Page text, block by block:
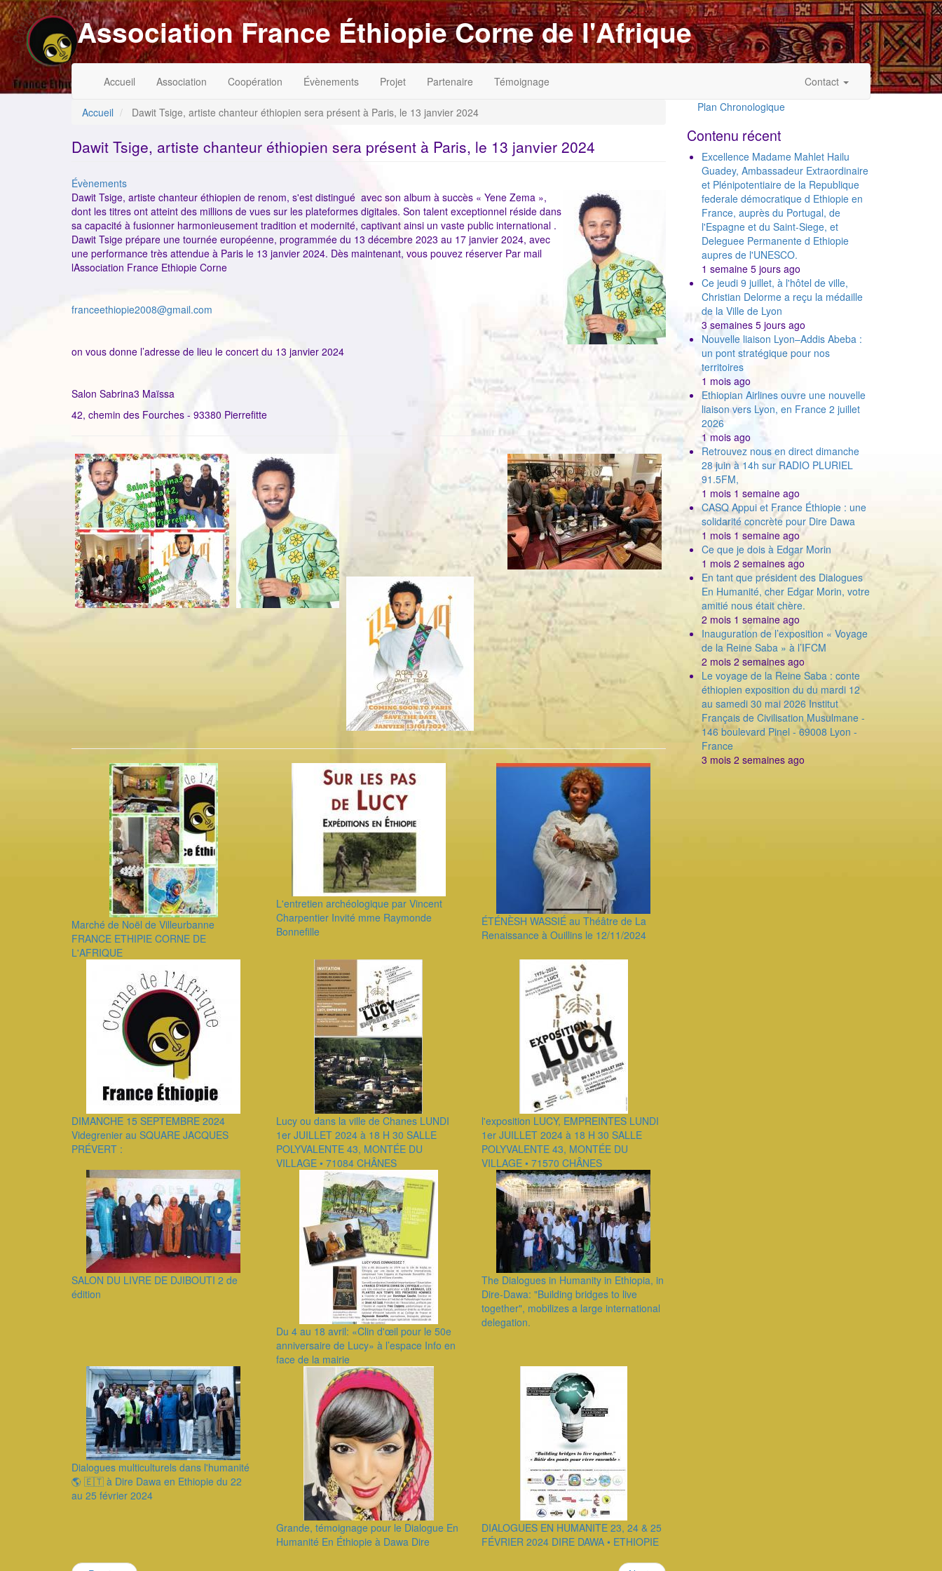
Aller
au
contenu
principal
Association France Éthiopie Corne de l'Afrique
principale
Accueil Association Coopération Évènements Projet Partenaire Témoignage
du
de
Contact
Accueil Dawit Tsige, artiste chanteur éthiopien sera présent à Paris, le 13 janvier 2024
Dawit Tsige, artiste chanteur éthiopien sera présent à Paris, le 13 janvier 2024
Catégorie
Évènements
ImageenAvant
Dawit Tsige, artiste chanteur éthiopien de renom, s'est distingué avec son album à succès « Yene Zema »,
dont les titres ont atteint des millions de vues sur les plateformes digitales. Son talent exceptionnel réside dans
sa capacité à fusionner harmonieusement tradition et modernité, captivant ainsi un vaste public international .
Dawit Tsige prépare une tournée européenne, programmée du 13 décembre 2023 au 17 janvier 2024, avec
une performance très attendue à Paris le 13 janvier 2024. Dès maintenant, vous pouvez réserver Par mail
lAssociation France Ethiopie Corne
franceethiopie2008@gmail.com
on vous donne l’adresse de lieu le concert du 13 janvier 2024
Salon Sabrina3 Maïssa
42, chemin des Fourches - 93380 Pierrefitte
Marché de Noël de Villeurbanne
FRANCE ETHIPIE CORNE DE
L'AFRIQUE
L'entretien archéologique par Vincent
Charpentier Invité mme Raymonde
Bonnefille
ÉTÉNÈSH WASSIÉ au Théâtre de La
Renaissance à Ouillins le 12/11/2024
DIMANCHE 15 SEPTEMBRE 2024
Videgrenier au SQUARE JACQUES
PRÉVERT :
Lucy ou dans la ville de Chanes LUNDI
1er JUILLET 2024 à 18 H 30 SALLE
POLYVALENTE 43, MONTÉE DU
VILLAGE • 71084 CHÂNES
l'exposition LUCY, EMPREINTES LUNDI
1er JUILLET 2024 à 18 H 30 SALLE
POLYVALENTE 43, MONTÉE DU
VILLAGE • 71570 CHÂNES
SALON DU LIVRE DE DJIBOUTI 2 de
édition
Du 4 au 18 avril: «Clin d'œil pour le 50e
anniversaire de Lucy» à l’espace Info en
face de la mairie
The Dialogues in Humanity in Ethiopia, in
Dire-Dawa: "Building bridges to live
together", mobilizes a large international
delegation.
Dialogues multiculturels dans l'humanité
🌎 🇪🇹 à Dire Dawa en Ethiopie du 22
au 25 février 2024
Grande, témoignage pour le Dialogue En
Humanité En Éthiopie à Dawa Dire
DIALOGUES EN HUMANITE 23, 24 & 25
FÉVRIER 2024 DIRE DAWA • ETHIOPIE
Plan Chronologique
Contenu récent
Excellence Madame Mahlet Hailu
Guadey, Ambassadeur Extraordinaire
et Plénipotentiaire de la Republique
federale démocratique d Ethiopie en
France, auprès du Portugal, de
l'Espagne et du Saint-Siege, et
Deleguee Permanente d Ethiopie
aupres de l'UNESCO.
1 semaine 5 jours ago
Ce jeudi 9 juillet, à l'hôtel de ville,
Christian Delorme a reçu la médaille
de la Ville de Lyon
3 semaines 5 jours ago
Nouvelle liaison Lyon–Addis Abeba :
un pont stratégique pour nos
territoires
1 mois ago
Ethiopian Airlines ouvre une nouvelle
liaison vers Lyon, en France 2 juillet
2026
1 mois ago
Retrouvez nous en direct dimanche
28 juin à 14h sur RADIO PLURIEL
91.5FM,
1 mois 1 semaine ago
CASQ Appui et France Éthiopie : une
solidarité concrète pour Dire Dawa
1 mois 1 semaine ago
Ce que je dois à Edgar Morin
1 mois 2 semaines ago
En tant que président des Dialogues
En Humanité, cher Edgar Morin, votre
amitié nous était chère.
2 mois 1 semaine ago
Inauguration de l’exposition « Voyage
de la Reine Saba » à l’IFCM
2 mois 2 semaines ago
Le voyage de la Reine Saba : conte
éthiopien exposition du du mardi 12
au samedi 30 mai 2026 Institut
Français de Civilisation Musulmane -
146 boulevard Pinel - 69008 Lyon -
France
3 mois 2 semaines ago